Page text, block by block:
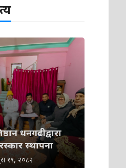
धनगढीद्वारा
स्थापना
१९, २०८२